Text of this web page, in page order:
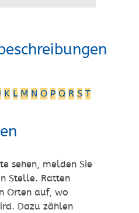
K L M N O P Q R S T
sehen, melden Sie
Stelle. Ratten
Orten auf, wo
Dazu zählen